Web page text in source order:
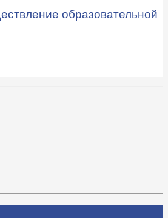
образовательной